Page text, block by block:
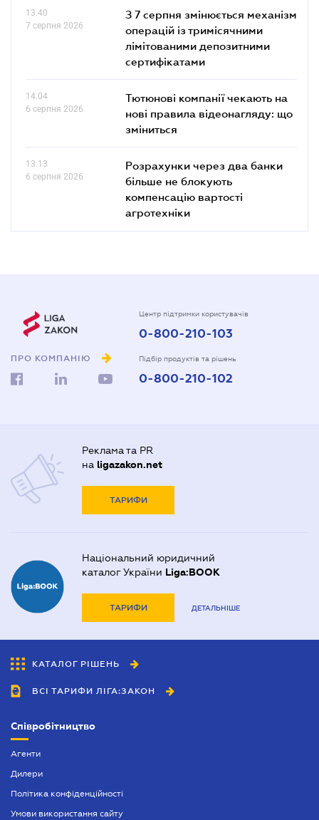
13.40
7 серпня 2026
З 7 серпня змінюється механізм
операцій із тримісячними
лімітованими депозитними
сертифікатами
14.04
6 серпня 2026
Тютюнові компанії чекають на
нові правила відеонагляду: що
зміниться
13.13
6 серпня 2026
Розрахунки через два банки
більше не блокують
компенсацію вартості
агротехніки
ПРО КОМПАНІЮ
Центр підтримки користувачів
0-800-210-103
Підбір продуктів та рішень
0-800-210-102
Реклама та PR
на ligazakon.net
ТАРИФИ
Національний юридичний
каталог України Liga:BOOK
ТАРИФИ ДЕТАЛЬНІШЕ
КАТАЛОГ РІШЕНЬ
ВСІ ТАРИФИ ЛІГА:ЗАКОН
Співробітництво
Агенти
Дилери
Політика конфіденційності
Умови використання сайту